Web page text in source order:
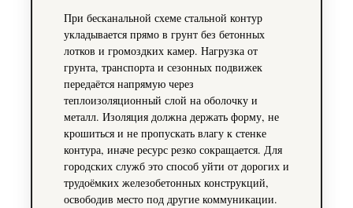
При бесканальной схеме стальной контур
укладывается прямо в грунт без бетонных
лотков и громоздких камер. Нагрузка от
грунта, транспорта и сезонных подвижек
передаётся напрямую через
теплоизоляционный слой на оболочку и
металл. Изоляция должна держать форму, не
крошиться и не пропускать влагу к стенке
контура, иначе ресурс резко сокращается. Для
городских служб это способ уйти от дорогих и
трудоёмких железобетонных конструкций,
освободив место под другие коммуникации.